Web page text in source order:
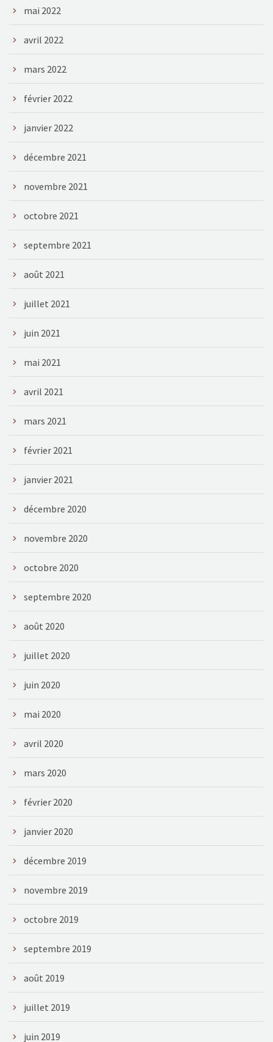
mai 2022
avril 2022
mars 2022
février 2022
janvier 2022
décembre 2021
novembre 2021
octobre 2021
septembre 2021
août 2021
juillet 2021
juin 2021
mai 2021
avril 2021
mars 2021
février 2021
janvier 2021
décembre 2020
novembre 2020
octobre 2020
septembre 2020
août 2020
juillet 2020
juin 2020
mai 2020
avril 2020
mars 2020
février 2020
janvier 2020
décembre 2019
novembre 2019
octobre 2019
septembre 2019
août 2019
juillet 2019
juin 2019